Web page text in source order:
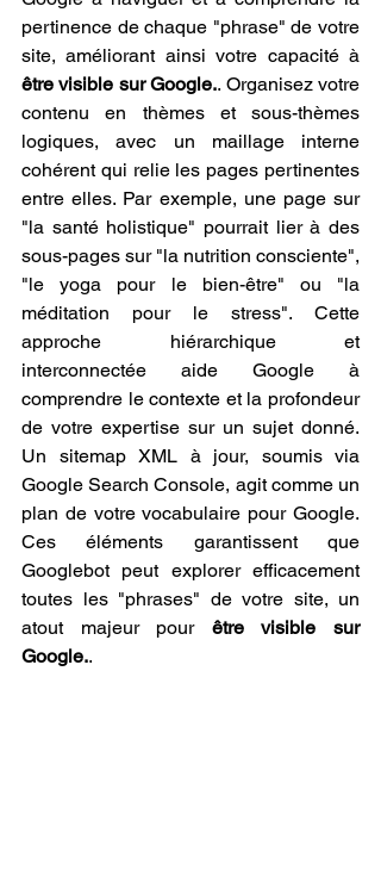
pertinence de chaque "phrase" de votre
être visible sur Google.. Organisez votre
contenu en thèmes et sous-thèmes
logiques, avec un maillage interne
cohérent qui relie les pages pertinentes
entre elles. Par exemple, une page sur
"la santé holistique" pourrait lier à des
sous-pages sur "la nutrition consciente",
"le yoga pour le bien-être" ou "la
méditation pour le stress". Cette
approche hiérarchique et
interconnectée aide Google à
comprendre le contexte et la profondeur
de votre expertise sur un sujet donné.
Un sitemap XML à jour, soumis via
Google Search Console, agit comme un
plan de votre vocabulaire pour Google.
Ces éléments garantissent que
Googlebot peut explorer efficacement
toutes les "phrases" de votre site, un
atout majeur pour être visible sur
Google..